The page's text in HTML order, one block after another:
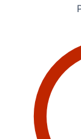
Scott